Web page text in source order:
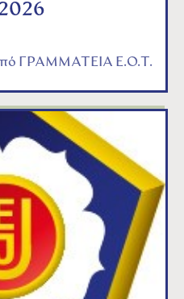
ΓΡΑΜΜΑΤΕΙΑ Ε.Ο.Τ.